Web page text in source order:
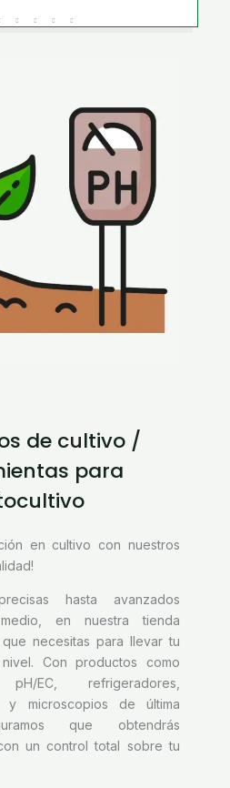
de cultivo /
para
en cultivo con nuestros
hasta avanzados
en nuestra tienda
necesitas para llevar tu
Con productos como
EC, refrigeradores,
y microscopios de última
que obtendrás
un control total sobre tu